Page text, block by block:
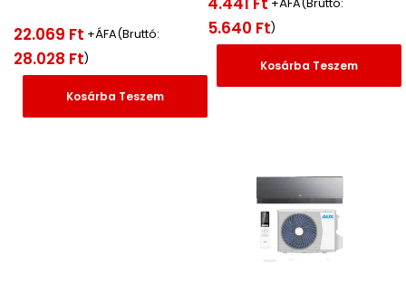
22.069 Ft +ÁFA(Bruttó:
28.028 Ft)
Kosárba Teszem
+ÁFA(Bruttó:
5.640 Ft)
Kosárba Teszem